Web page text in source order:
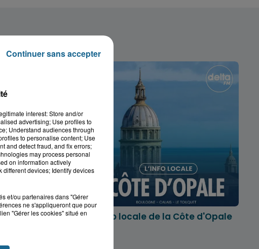
L'info locale de la Côte d'Opale
interest: Store and/or
advertising; Use profiles to
Understand audiences through
to personalise content; Use
and detect fraud, and fix errors;
may process personal
on information actively
devices; Identify devices
et/ou partenaires dans "Gérer
ne s'appliqueront que pour
"Gérer les cookies" situé en
Continuer sans accepter